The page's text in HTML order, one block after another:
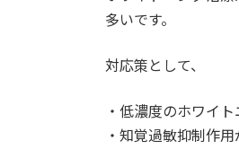
多いです。
対応策として、
・低濃度のホワイ
・知覚過敏抑制作